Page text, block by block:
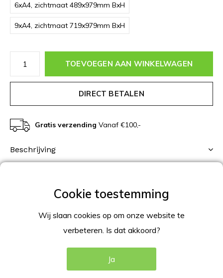
6xA4, zichtmaat 489x979mm BxH
9xA4, zichtmaat 719x979mm BxH
TOEVOEGEN AAN WINKELWAGEN
DIRECT BETALEN
Gratis verzending Vanaf €100,-
Beschrijving
Binnenvitrine Universeel van geanodiseerd aluminium met
een zeer geringe diepte van 27mm. In de formaten A2, A1,
A0, 4xA4, 6xA4, en 9xA4 leverbaar. Voorzien van een
Wij slaan cookies op om onze website te
verbeteren. Is dat akkoord?
Ja